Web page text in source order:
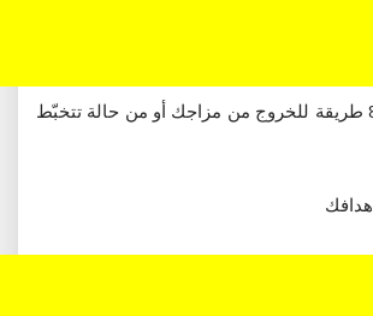
في هذا الكتاب 89 طريقة للخروج من مزاجك أو من حالة تتخبّط